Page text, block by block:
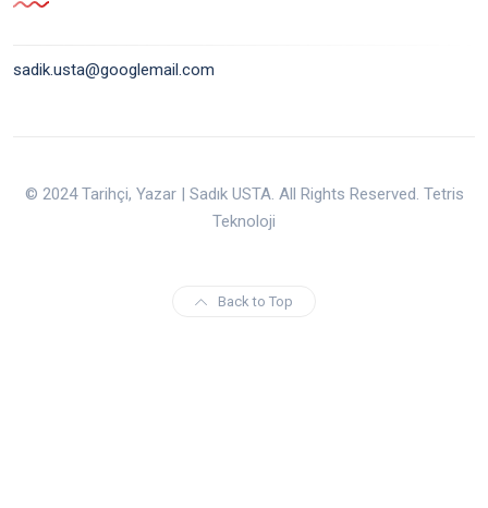
sadik.usta@googlemail.com
© 2024 Tarihçi, Yazar | Sadık USTA. All Rights Reserved. Tetris
Teknoloji
Back to Top